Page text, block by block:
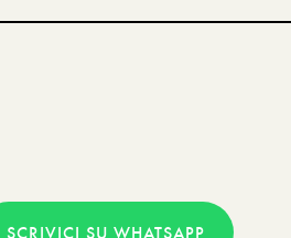
SCRIVICI SU WHATSAPP